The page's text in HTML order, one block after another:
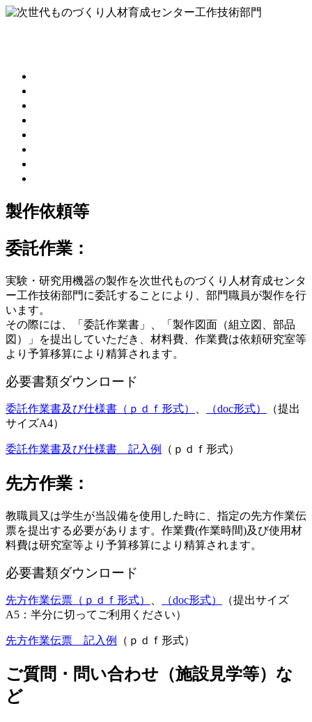
製作依頼等
委託作業：
実験・研究用機器の製作を次世代ものづくり人材育成センタ
ー工作技術部門に委託することにより、部門職員が製作を行
います。
その際には、「委託作業書」、「製作図面（組立図、部品
図）」を提出していただき、材料費、作業費は依頼研究室等
より予算移算により精算されます。
必要書類ダウンロード
委託作業書及び仕様書（ｐｄｆ形式） 、 （doc形式）
（提出
サイズA4）
委託作業書及び仕様書 記入例 （ｐｄｆ形式）
先方作業：
教職員又は学生が当設備を使用した時に、指定の先方作業伝
票を提出する必要があります。作業費(作業時間)及び使用材
料費は研究室等より予算移算により精算されます。
必要書類ダウンロード
先方作業伝票（ｐｄｆ形式） （doc形式）
（提出サイズ
A5：半分に切ってご利用ください）
先方作業伝票 記入例 （ｐｄｆ形式）
ご質問・問い合わせ（施設見学等）な
ど